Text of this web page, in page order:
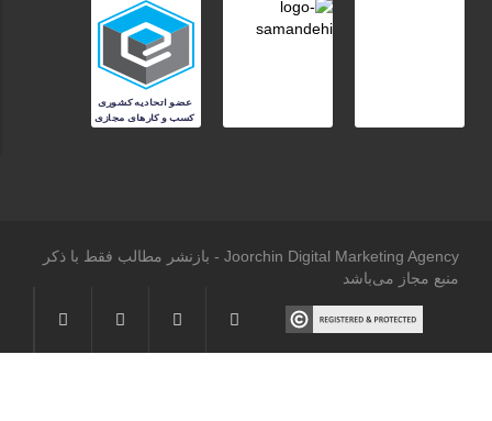
Joorchin Digital Marketing Agency - بازنشر مطالب فقط با ذکر
منبع مجاز می‌باشد